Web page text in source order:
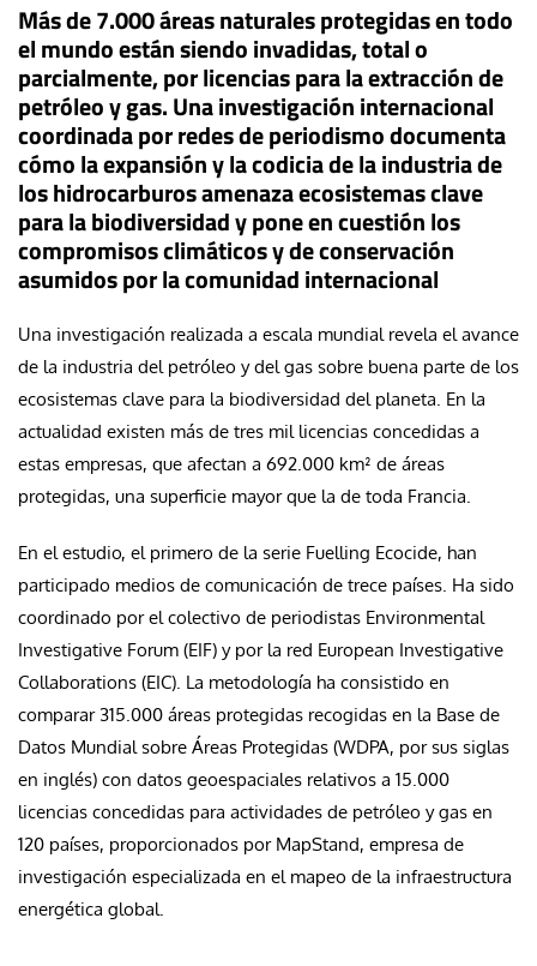
Más de 7.000 áreas naturales protegidas en todo
el mundo están siendo invadidas, total o
parcialmente, por licencias para la extracción de
petróleo y gas. Una investigación internacional
coordinada por redes de periodismo documenta
cómo la expansión y la codicia de la industria de
los hidrocarburos amenaza ecosistemas clave
para la biodiversidad y pone en cuestión los
compromisos climáticos y de conservación
asumidos por la comunidad internacional
Una investigación realizada a escala mundial revela el avance
de la industria del petróleo y del gas sobre buena parte de los
ecosistemas clave para la biodiversidad del planeta. En la
actualidad existen más de tres mil licencias concedidas a
estas empresas, que afectan a 692.000 km² de áreas
protegidas, una superficie mayor que la de toda Francia.
En el estudio, el primero de la serie Fuelling Ecocide, han
participado medios de comunicación de trece países. Ha sido
coordinado por el colectivo de periodistas Environmental
Investigative Forum (EIF) y por la red European Investigative
Collaborations (EIC). La metodología ha consistido en
comparar 315.000 áreas protegidas recogidas en la Base de
Datos Mundial sobre Áreas Protegidas (WDPA, por sus siglas
en inglés) con datos geoespaciales relativos a 15.000
licencias concedidas para actividades de petróleo y gas en
120 países, proporcionados por MapStand, empresa de
investigación especializada en el mapeo de la infraestructura
energética global.